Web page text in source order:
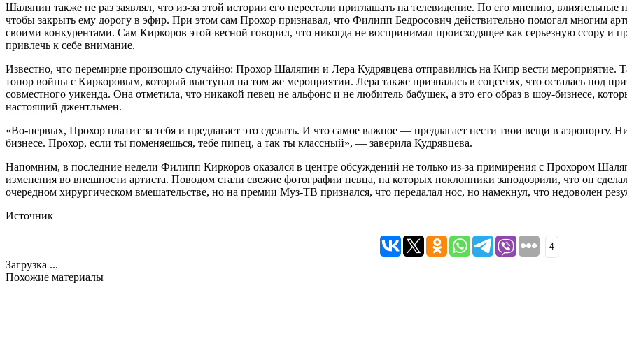
Шаляпин также не раз заявлял, что из-за этой истории его перестали приглашать на телевидение. По его мнению, влиятельные
чтобы закрыть ему дорогу в эфир. При этом сам Прохор признавал, что Филипп Бедросович действительно помогал многим
своими конкурентами. Сам Киркоров этой весной говорил, что никогда не воспринимал происходящее как серьезную ссору и
привлечь к себе внимание.
Известно, что перемирие произошло случайно: Прохор Шаляпин и Лера Кудрявцева отправились на Кипр вести мероприятие.
топор войны с Киркоровым, который выступал на том же мероприятии. Лера также призналась в соцсетях, что осталась под
совместного уикенда. Она отметила, что никакой певец не альфонс и не любитель бабушек, а это его образ в шоу-бизнесе,
настоящий джентльмен.
«Во-первых, Прохор платит за тебя и предлагает это сделать. И что самое важное — предлагает нести твои вещи в аэропорту.
бизнесе. Прохор, если ты поменяешься, тебе пипец, а так ты классный», — заверила Кудрявцева.
Напомним, в последние недели Филипп Киркоров оказался в центре обсуждений не только из-за примирения с Прохором
изменения во внешности артиста. Поводом стали свежие фотографии певца, на которых поклонники заподозрили, что он
очередном хирургическом вмешательстве, но на премии Муз-ТВ признался, что передалал нос, но намекнул, что недоволен
Источник
4
Загрузка ...
Похожие материалы